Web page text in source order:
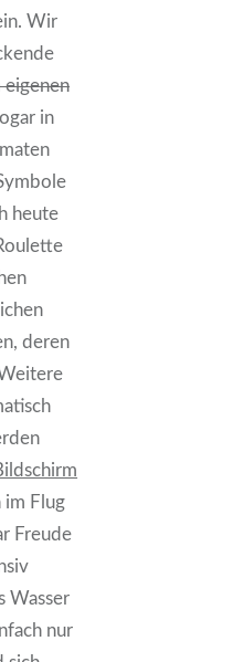
Wir
in
heute
deren
im Flug
Freude
Wasser
nur